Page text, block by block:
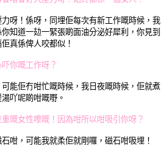
呀！ 係呀，同埋佢每次有新工作嘅時候，我
你知道一攰一緊張啲面油分泌好犀利， 你見到
佢真係俾人咬都似！
你嘅工作呀？
可能佢冇咁忙嘅時候， 我日夜嘅時候， 佢就煮
吖呢啲咁嘅嘢。
重嘅女性嚟嘅！ 因為咁所以咁吸引你呀？
咁， 可能我就柔佢就剛囉， 磁石咁吸埋！